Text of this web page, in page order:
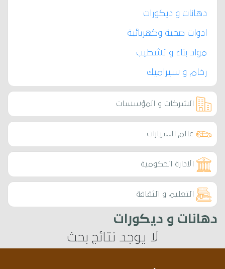
دهانات و ديكورات
ادوات صحية وكهربائية
مواد بناء و تشطيب
رخام و سيراميك
الشركات و المؤسسات
عالم السيارات
الادارة الحكومية
التعليم و الثقافة
دهانات و ديكورات
لا يوجد نتائج بحث